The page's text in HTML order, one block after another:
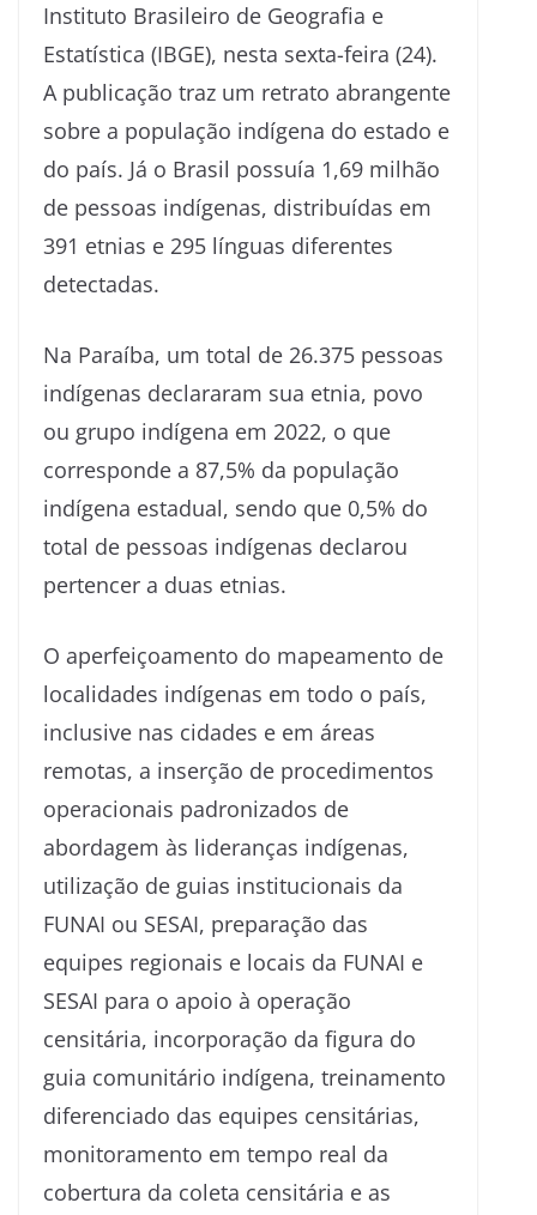
Instituto Brasileiro de Geografia e
Estatística (IBGE), nesta sexta-feira (24).
A publicação traz um retrato abrangente
sobre a população indígena do estado e
do país. Já o Brasil possuía 1,69 milhão
de pessoas indígenas, distribuídas em
391 etnias e 295 línguas diferentes
detectadas.
Na Paraíba, um total de 26.375 pessoas
indígenas declararam sua etnia, povo
ou grupo indígena em 2022, o que
corresponde a 87,5% da população
indígena estadual, sendo que 0,5% do
total de pessoas indígenas declarou
pertencer a duas etnias.
O aperfeiçoamento do mapeamento de
localidades indígenas em todo o país,
inclusive nas cidades e em áreas
remotas, a inserção de procedimentos
operacionais padronizados de
abordagem às lideranças indígenas,
utilização de guias institucionais da
FUNAI ou SESAI, preparação das
equipes regionais e locais da FUNAI e
SESAI para o apoio à operação
censitária, incorporação da figura do
guia comunitário indígena, treinamento
diferenciado das equipes censitárias,
monitoramento em tempo real da
cobertura da coleta censitária e as